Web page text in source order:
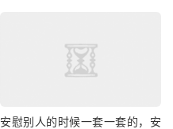
安慰别人的时候一套一套的，安